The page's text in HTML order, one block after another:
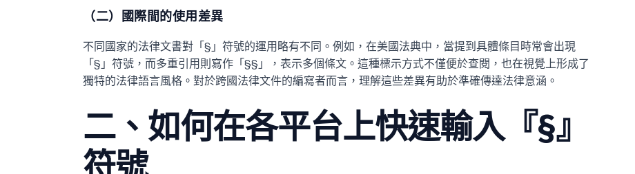
（二）國際間的使用差異
不同國家的法律文書對「§」符號的運用略有不同。例如，在美國法典中，當提到具體條目時常會出現
「§」符號，而多重引用則寫作「§§」，表示多個條文。這種標示方式不僅便於查閱，也在視覺上形成了
獨特的法律語言風格。對於跨國法律文件的編寫者而言，理解這些差異有助於準確傳達法律意涵。
二、如何在各平台上快速輸入『§』
符號